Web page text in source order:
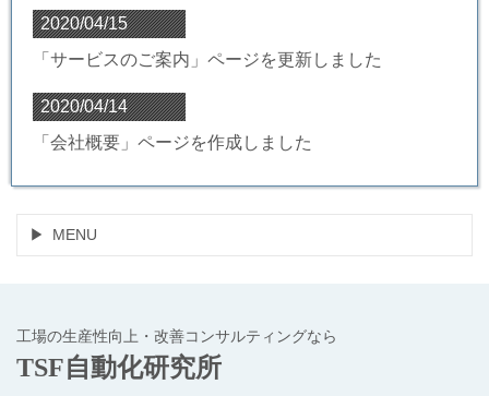
2020/04/15
「サービスのご案内」ページを更新しました
2020/04/14
「会社概要」ページを作成しました
MENU
工場の生産性向上・改善コンサルティングなら
TSF自動化研究所